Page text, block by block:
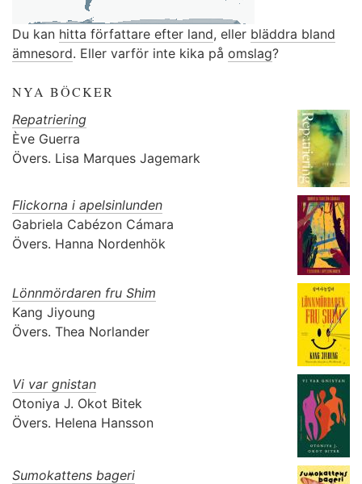
Du kan hitta författare efter land, eller bläddra bland
ämnesord. Eller varför inte kika på omslag?
NYA BÖCKER
Repatriering
Ève Guerra
Övers. Lisa Marques Jagemark
Flickorna i apelsinlunden
Gabriela Cabézon Cámara
Övers. Hanna Nordenhök
Lönnmördaren fru Shim
Kang Jiyoung
Övers. Thea Norlander
Vi var gnistan
Otoniya J. Okot Bitek
Övers. Helena Hansson
Sumokattens bageri